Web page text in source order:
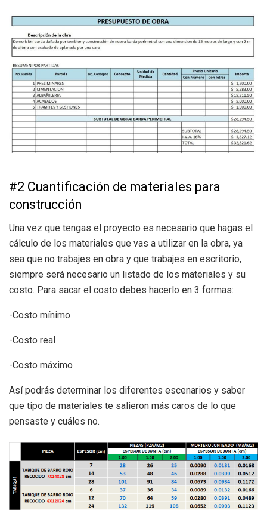
#2 Cuantificación de materiales para
construcción
Una vez que tengas el proyecto es necesario que hagas el
cálculo de los materiales que vas a utilizar en la obra, ya
sea que no trabajes en obra y que trabajes en escritorio,
siempre será necesario un listado de los materiales y su
costo. Para sacar el costo debes hacerlo en 3 formas:
-Costo mínimo
-Costo real
-Costo máximo
Así podrás determinar los diferentes escenarios y saber
que tipo de materiales te salieron más caros de lo que
pensaste y cuáles no.